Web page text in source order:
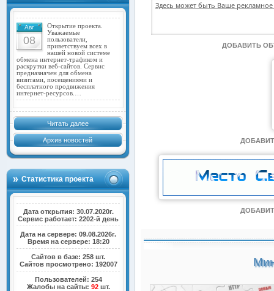
Авг
08
Открытие проекта.
Уважаемые
пользователи,
приветствуем всех в
нашей новой системе
обмена интернет-трафиком и
раскрутки веб-сайтов. Сервис
предназначен для обмена
визитами, посещениями и
бесплатного продвижения
интернет-ресурсов.…
Читать далее
Архив новостей
Статистика проекта
Дата открытия: 30.07.2020г.
Сервис работает: 2202-й день
Дата на сервере: 09.08.2026г.
Время на сервере: 18:20
Сайтов в базе: 258 шт.
Сайтов просмотрено: 192007
Пользователей: 254
Жалобы на сайты: 92шт.
Здесь может быть Ваше
ДОБАВИТЬ